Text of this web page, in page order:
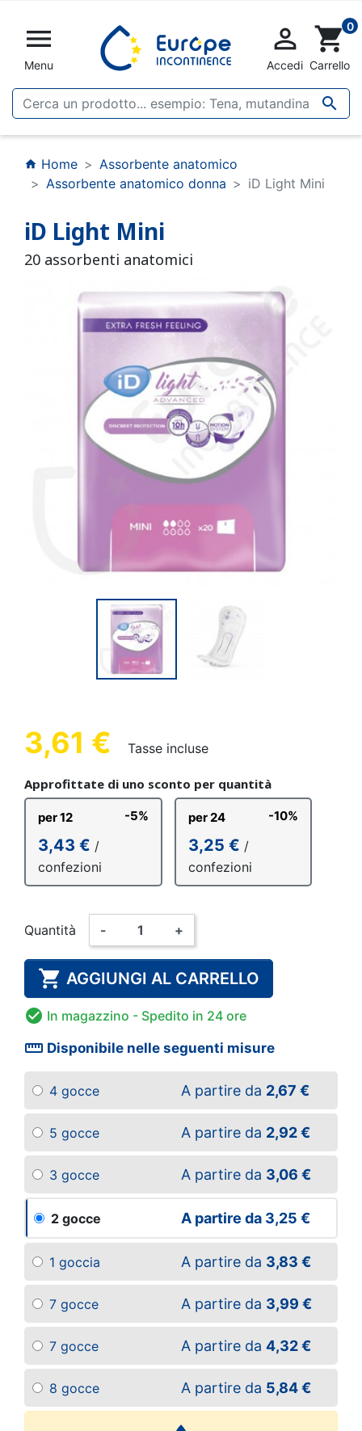

Menu


Accedi
shopping_cart0
Carrello
home Home
Assorbente anatomico
Assorbente anatomico donna
iD Light Mini
iD Light Mini
20 assorbenti anatomici
3,61 € Tasse incluse
Approfittate di uno sconto per quantità
per 12 -5%
3,43 € /
confezioni
per 24 -10%
3,25 € /
confezioni
Quantità - +
 AGGIUNGI AL CARRELLO
 In magazzino - Spedito in 24 ore
straighten Disponibile nelle seguenti misure
4 gocce A partire da 2,67 €
5 gocce A partire da 2,92 €
3 gocce A partire da 3,06 €
2 gocce A partire da 3,25 €
1 goccia A partire da 3,83 €
7 gocce A partire da 3,99 €
7 gocce A partire da 4,32 €
8 gocce A partire da 5,84 €